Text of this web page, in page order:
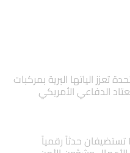
تعزز الياتها البرية بمركبات
مايكروسوفت وIDC تستضيفان حدثاً رقمياً